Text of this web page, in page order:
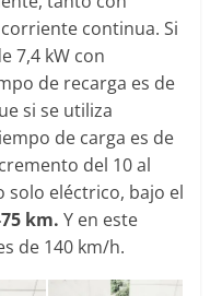
continua. Si
7,4 kW con
de recarga es de
si se utiliza
de carga es de
del 10 al
solo eléctrico, bajo el
km. Y en este
de 140 km/h.